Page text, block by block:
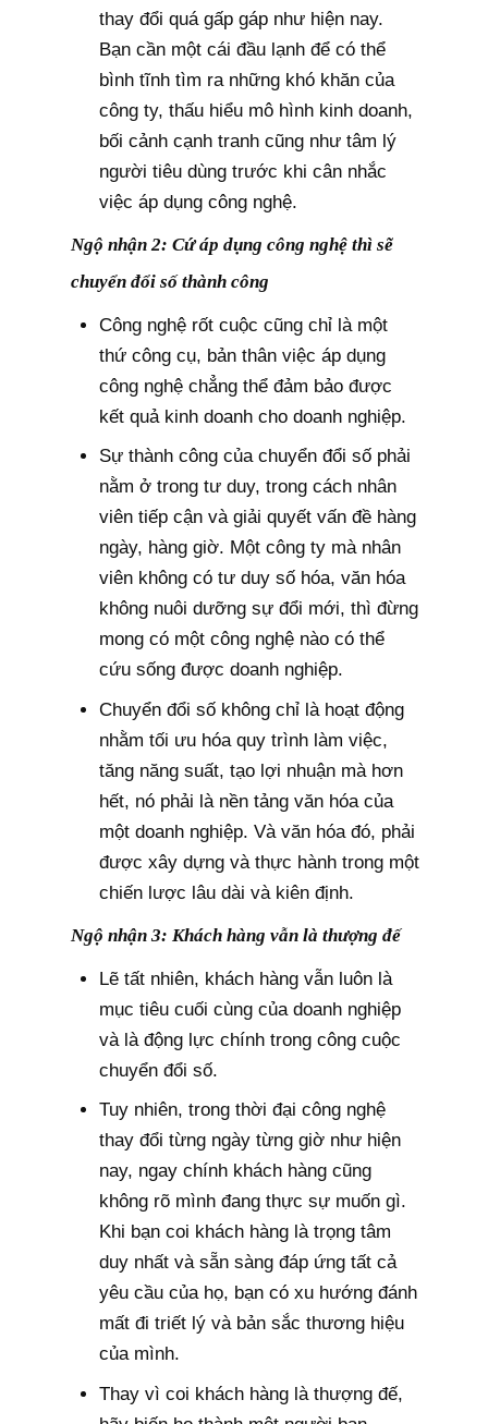
thay đổi quá gấp gáp như hiện nay.
Bạn cần một cái đầu lạnh để có thể
bình tĩnh tìm ra những khó khăn của
công ty, thấu hiểu mô hình kinh doanh,
bối cảnh cạnh tranh cũng như tâm lý
người tiêu dùng trước khi cân nhắc
việc áp dụng công nghệ.
Ngộ nhận 2: Cứ áp dụng công nghệ thì sẽ
chuyển đổi số thành công
Công nghệ rốt cuộc cũng chỉ là một
thứ công cụ, bản thân việc áp dụng
công nghệ chẳng thể đảm bảo được
kết quả kinh doanh cho doanh nghiệp.
Sự thành công của chuyển đổi số phải
nằm ở trong tư duy, trong cách nhân
viên tiếp cận và giải quyết vấn đề hàng
ngày, hàng giờ. Một công ty mà nhân
viên không có tư duy số hóa, văn hóa
không nuôi dưỡng sự đổi mới, thì đừng
mong có một công nghệ nào có thể
cứu sống được doanh nghiệp.
Chuyển đổi số không chỉ là hoạt động
nhằm tối ưu hóa quy trình làm việc,
tăng năng suất, tạo lợi nhuận mà hơn
hết, nó phải là nền tảng văn hóa của
một doanh nghiệp. Và văn hóa đó, phải
được xây dựng và thực hành trong một
chiến lược lâu dài và kiên định.
Ngộ nhận 3: Khách hàng vẫn là thượng đế
Lẽ tất nhiên, khách hàng vẫn luôn là
mục tiêu cuối cùng của doanh nghiệp
và là động lực chính trong công cuộc
chuyển đổi số.
Tuy nhiên, trong thời đại công nghệ
thay đổi từng ngày từng giờ như hiện
nay, ngay chính khách hàng cũng
không rõ mình đang thực sự muốn gì.
Khi bạn coi khách hàng là trọng tâm
duy nhất và sẵn sàng đáp ứng tất cả
yêu cầu của họ, bạn có xu hướng đánh
mất đi triết lý và bản sắc thương hiệu
của mình.
Thay vì coi khách hàng là thượng đế,